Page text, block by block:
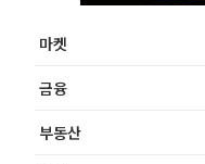
마켓
금융
부동산